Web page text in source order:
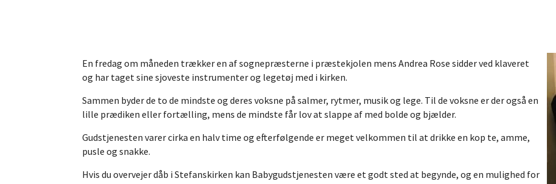
En fredag om måneden trækker en af sognepræsterne i præstekjolen mens Andrea Rose sidder ved klaveret
og har taget sine sjoveste instrumenter og legetøj med i kirken.
Sammen byder de to de mindste og deres voksne på salmer, rytmer, musik og lege. Til de voksne er der også en
lille prædiken eller fortælling, mens de mindste får lov at slappe af med bolde og bjælder.
Gudstjenesten varer cirka en halv time og efterfølgende er meget velkommen til at drikke en kop te, amme,
pusle og snakke.
Hvis du overvejer dåb i Stefanskirken kan Babygudstjenesten være et godt sted at begynde, og en mulighed for